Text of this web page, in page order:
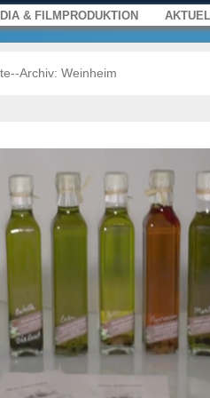
Film und
& FILMPRODUKTION
Archiv: Weinheim